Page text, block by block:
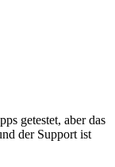
getestet, aber das
der Support ist